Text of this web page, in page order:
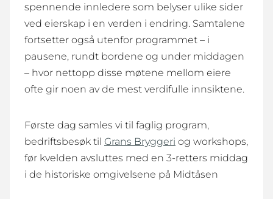
spennende innledere som belyser ulike sider
ved eierskap i en verden i endring. Samtalene
fortsetter også utenfor programmet – i
pausene, rundt bordene og under middagen
– hvor nettopp disse møtene mellom eiere
ofte gir noen av de mest verdifulle innsiktene.
Første dag samles vi til faglig program,
bedriftsbesøk til Grans Bryggeri og workshops,
før kvelden avsluttes med en 3-retters middag
i de historiske omgivelsene på Midtåsen